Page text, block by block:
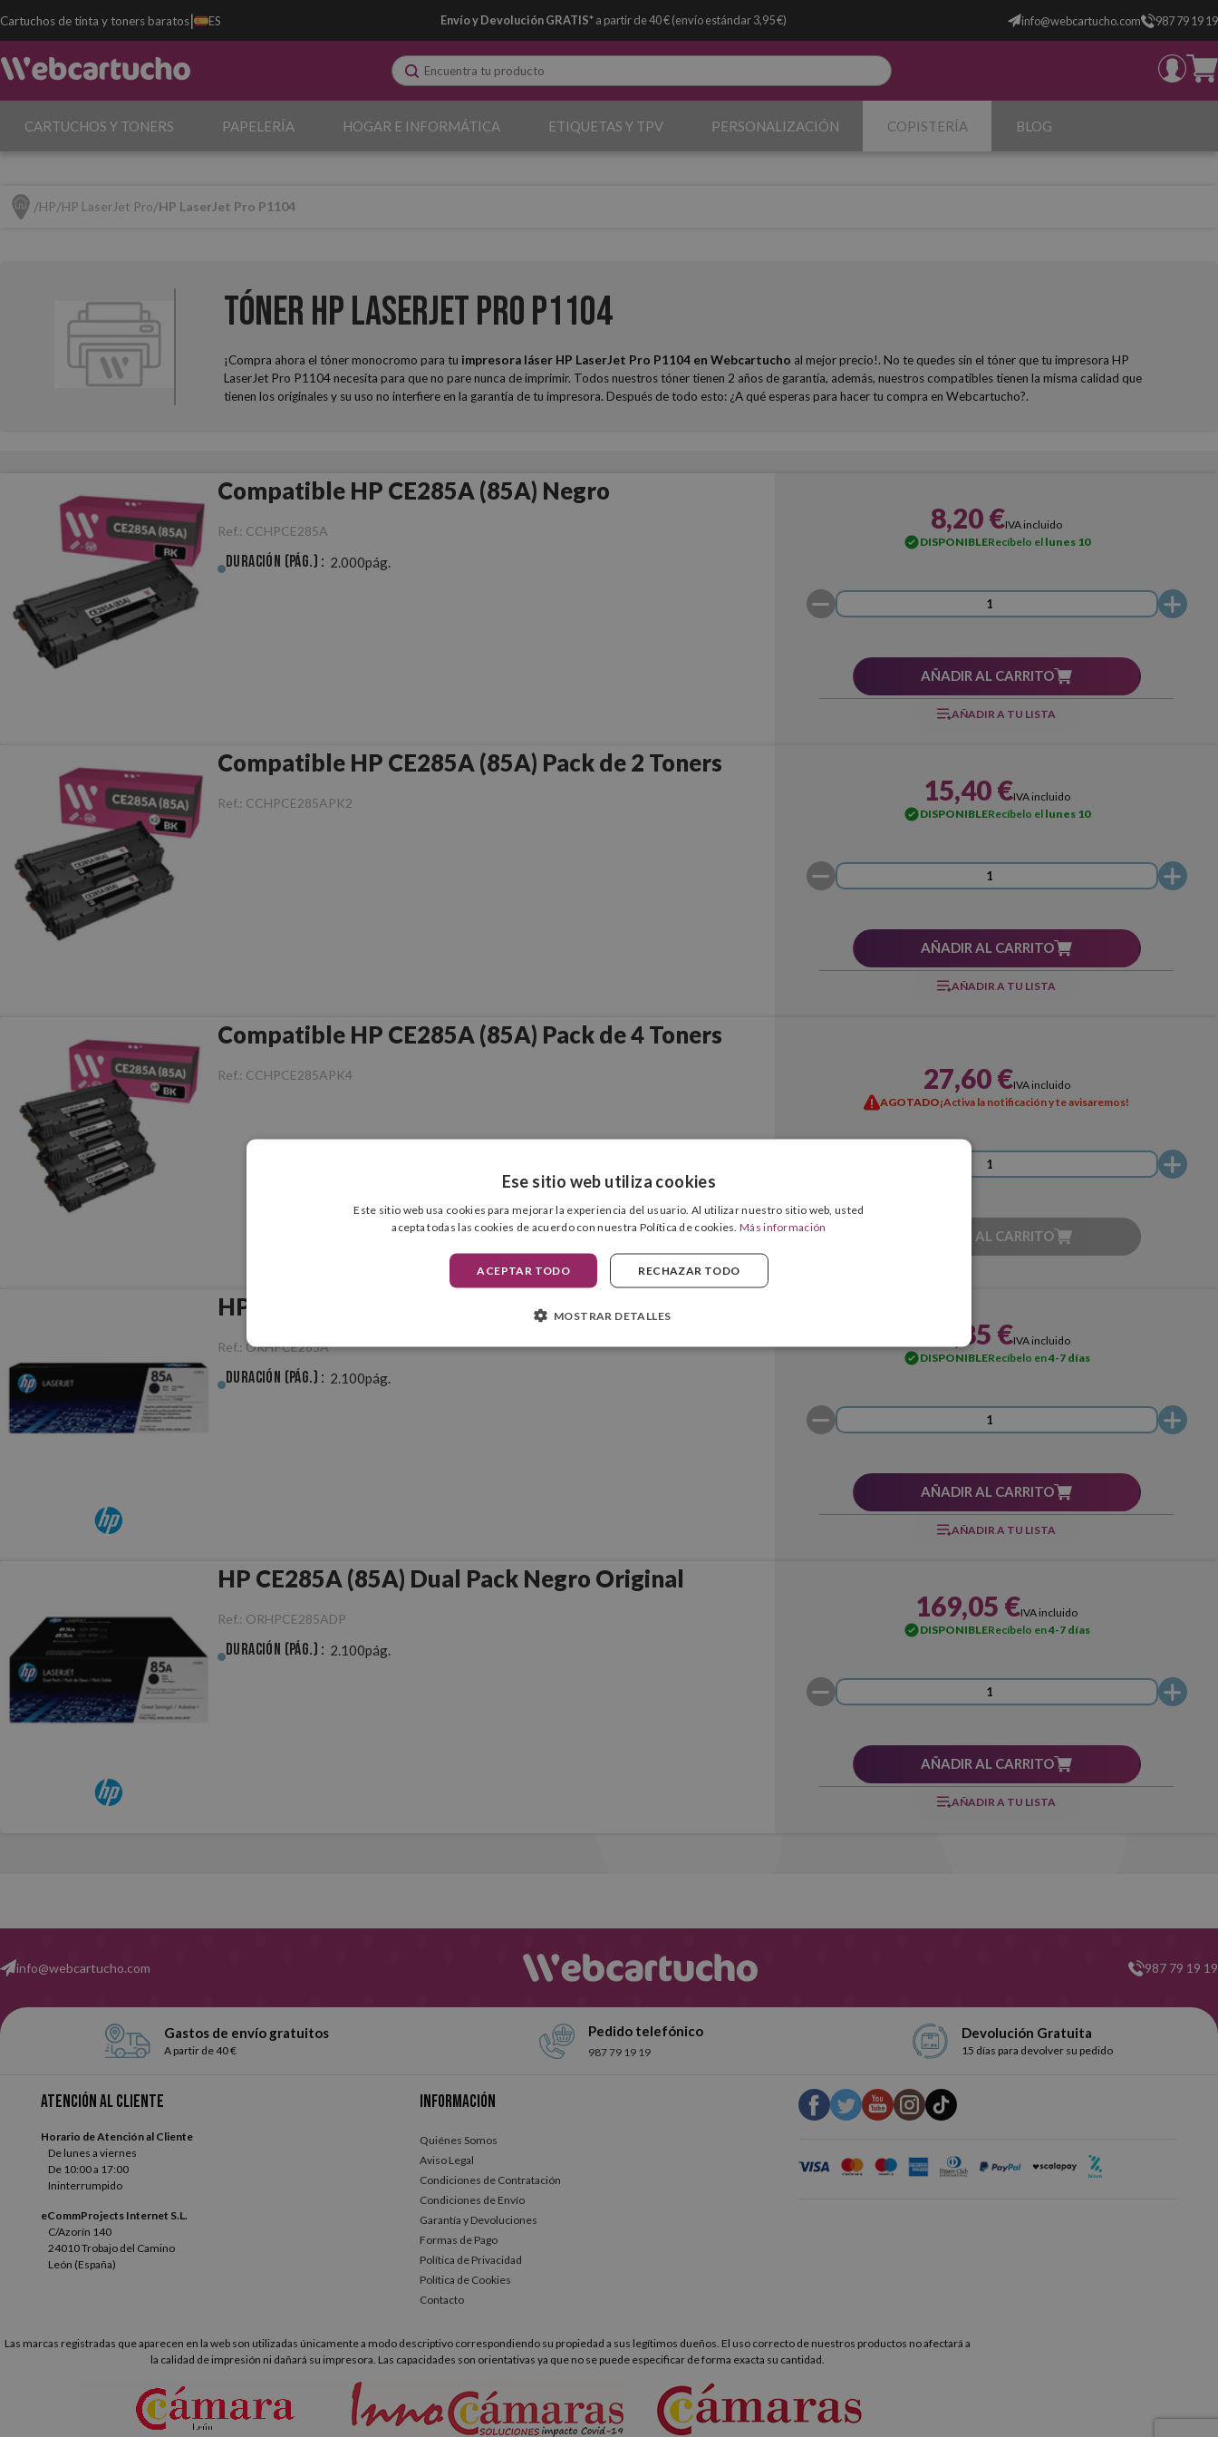
Cartuchos de tinta y toners baratos| ES Envío y Devolución GRATIS*a partir de 40 € (envío estándar 3,95 €) info@webcartucho.com 987 79 19 19
CARTUCHOS Y TONERS PAPELERÍA HOGAR E INFORMÁTICA ETIQUETAS Y TPV PERSONALIZACIÓN COPISTERÍA BLOG
HP HP LaserJet Pro HP LaserJet Pro P1104
Tóner HP LaserJet Pro P1104
¡Compra ahora el tóner monocromo para tu impresora láser HP LaserJet Pro P1104 en Webcartucho al mejor precio!. No te quedes sin el tóner que tu impresora HP
LaserJet Pro P1104 necesita para que no pare nunca de imprimir. Todos nuestros tóner tienen 2 años de garantía, además, nuestros compatibles tienen la misma calidad que
tienen los originales y su uso no interfiere en la garantía de tu impresora. Después de todo esto: ¿A qué esperas para hacer tu compra en Webcartucho?.
Compatible HP CE285A (85A) Negro
Ref.: CCHPCE285A
Duración (pág.) : 2.000pág.
8,20 €IVA incluido
DISPONIBLERecíbelo el lunes 10
AÑADIR AL CARRITO
AÑADIR A TU LISTA
Compatible HP CE285A (85A) Pack de 2 Toners
Ref.: CCHPCE285APK2 15,40 €IVA incluido
DISPONIBLERecíbelo el lunes 10
AÑADIR AL CARRITO
AÑADIR A TU LISTA
Compatible HP CE285A (85A) Pack de 4 Toners
Ref.: CCHPCE285APK4 27,60 €IVA incluido
AGOTADO¡Activa la notificación y te avisaremos!
AÑADIR AL CARRITO
HP CE285A (85A) Negro Original
Ref.: ORHPCE285A
Duración (pág.) : 2.100pág.
91,85 €IVA incluido
DISPONIBLERecíbelo en4-7 días
AÑADIR AL CARRITO
AÑADIR A TU LISTA
HP CE285A (85A) Dual Pack Negro Original
Ref.: ORHPCE285ADP
Duración (pág.) : 2.100pág.
169,05 €IVA incluido
DISPONIBLERecíbelo en4-7 días
AÑADIR AL CARRITO
AÑADIR A TU LISTA
info@webcartucho.com 987 79 19 19
Gastos de envío gratuitos
A partir de 40 €
Pedido telefónico
987 79 19 19
Devolución Gratuita
15 días para devolver su pedido
Atención al cliente
Horario de Atención al Cliente
De lunes a viernes
De 10:00 a 17:00
Ininterrumpido
eCommProjects Internet S.L.
C/Azorín 140
24010 Trobajo del Camino
León (España)
Información
Quiénes Somos
Aviso Legal
Condiciones de Contratación
Condiciones de Envío
Garantía y Devoluciones
Formas de Pago
Política de Privacidad
Política de Cookies
Contacto
Las marcas registradas que aparecen en la web son utilizadas únicamente a modo descriptivo correspondiendo su propiedad a sus legítimos dueños. El uso correcto de nuestros productos no afectará a
la calidad de impresión ni dañará su impresora. Las capacidades son orientativas ya que no se puede especificar de forma exacta su cantidad.
Ese sitio web utiliza cookies
Este sitio web usa cookies para mejorar la experiencia del usuario. Al utilizar nuestro sitio web, usted
acepta todas las cookies de acuerdo con nuestra Política de cookies.Más información
ACEPTAR TODO RECHAZAR TODO
MOSTRAR DETALLES